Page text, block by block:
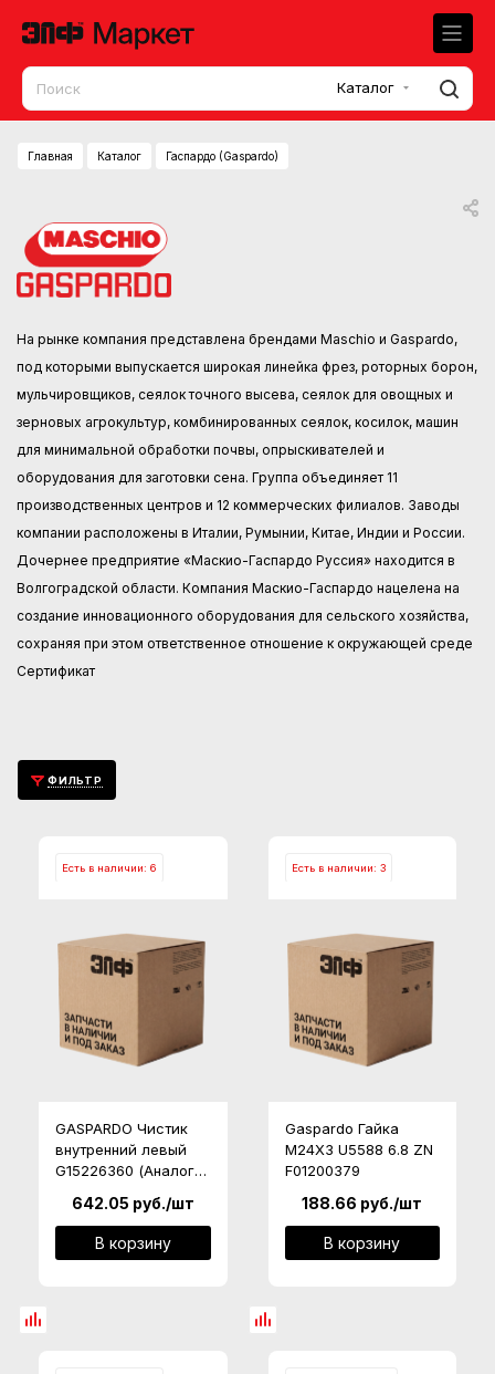
Каталог
Главная Каталог Гаспардо (Gaspardo)
На рынке компания представлена брендами Maschio и Gaspardo,
под которыми выпускается широкая линейка фрез, роторных борон,
мульчировщиков, сеялок точного высева, сеялок для овощных и
зерновых агрокультур, комбинированных сеялок, косилок, машин
для минимальной обработки почвы, опрыскивателей и
оборудования для заготовки сена. Группа объединяет 11
производственных центров и 12 коммерческих филиалов. Заводы
компании расположены в Италии, Румынии, Китае, Индии и России.
Дочернее предприятие «Маскио-Гаспардо Руссия» находится в
Волгоградской области. Компания Маскио-Гаспардо нацелена на
создание инновационного оборудования для сельского хозяйства,
сохраняя при этом ответственное отношение к окружающей среде
Сертификат
ФИЛЬТР
Есть в наличии: 6
GASPARDO Чистик
внутренний левый
G15226360 (Аналог,
642.05 руб./шт
В корзину
Есть в наличии: 3
Gaspardo Гайка
M24X3 U5588 6.8 ZN
F01200379
188.66 руб./шт
В корзину